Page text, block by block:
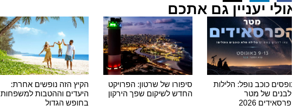
יעניין גם אתכם
כוכב נופל: הלילות
של מטר
2026
סיפורו של שרטון: הפרויקט
החדש לשיקום שפך הירקון
הקיץ הזה נופשים אחרת:
היעדים וההטבות למשפחות
בחופש הגדול